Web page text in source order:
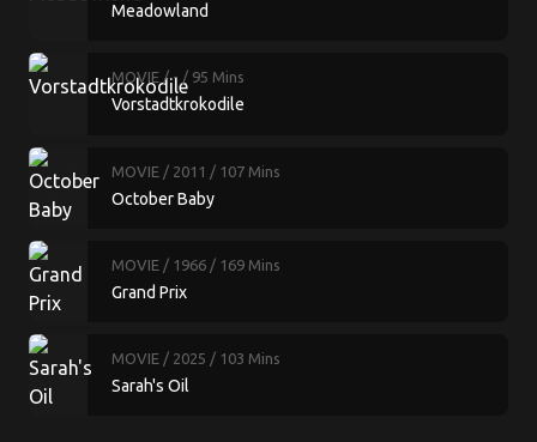
Meadowland
MOVIE / - / 95 Mins
Vorstadtkrokodile
MOVIE / 2011 / 107 Mins
October Baby
MOVIE / 1966 / 169 Mins
Grand Prix
MOVIE / 2025 / 103 Mins
Sarah's Oil